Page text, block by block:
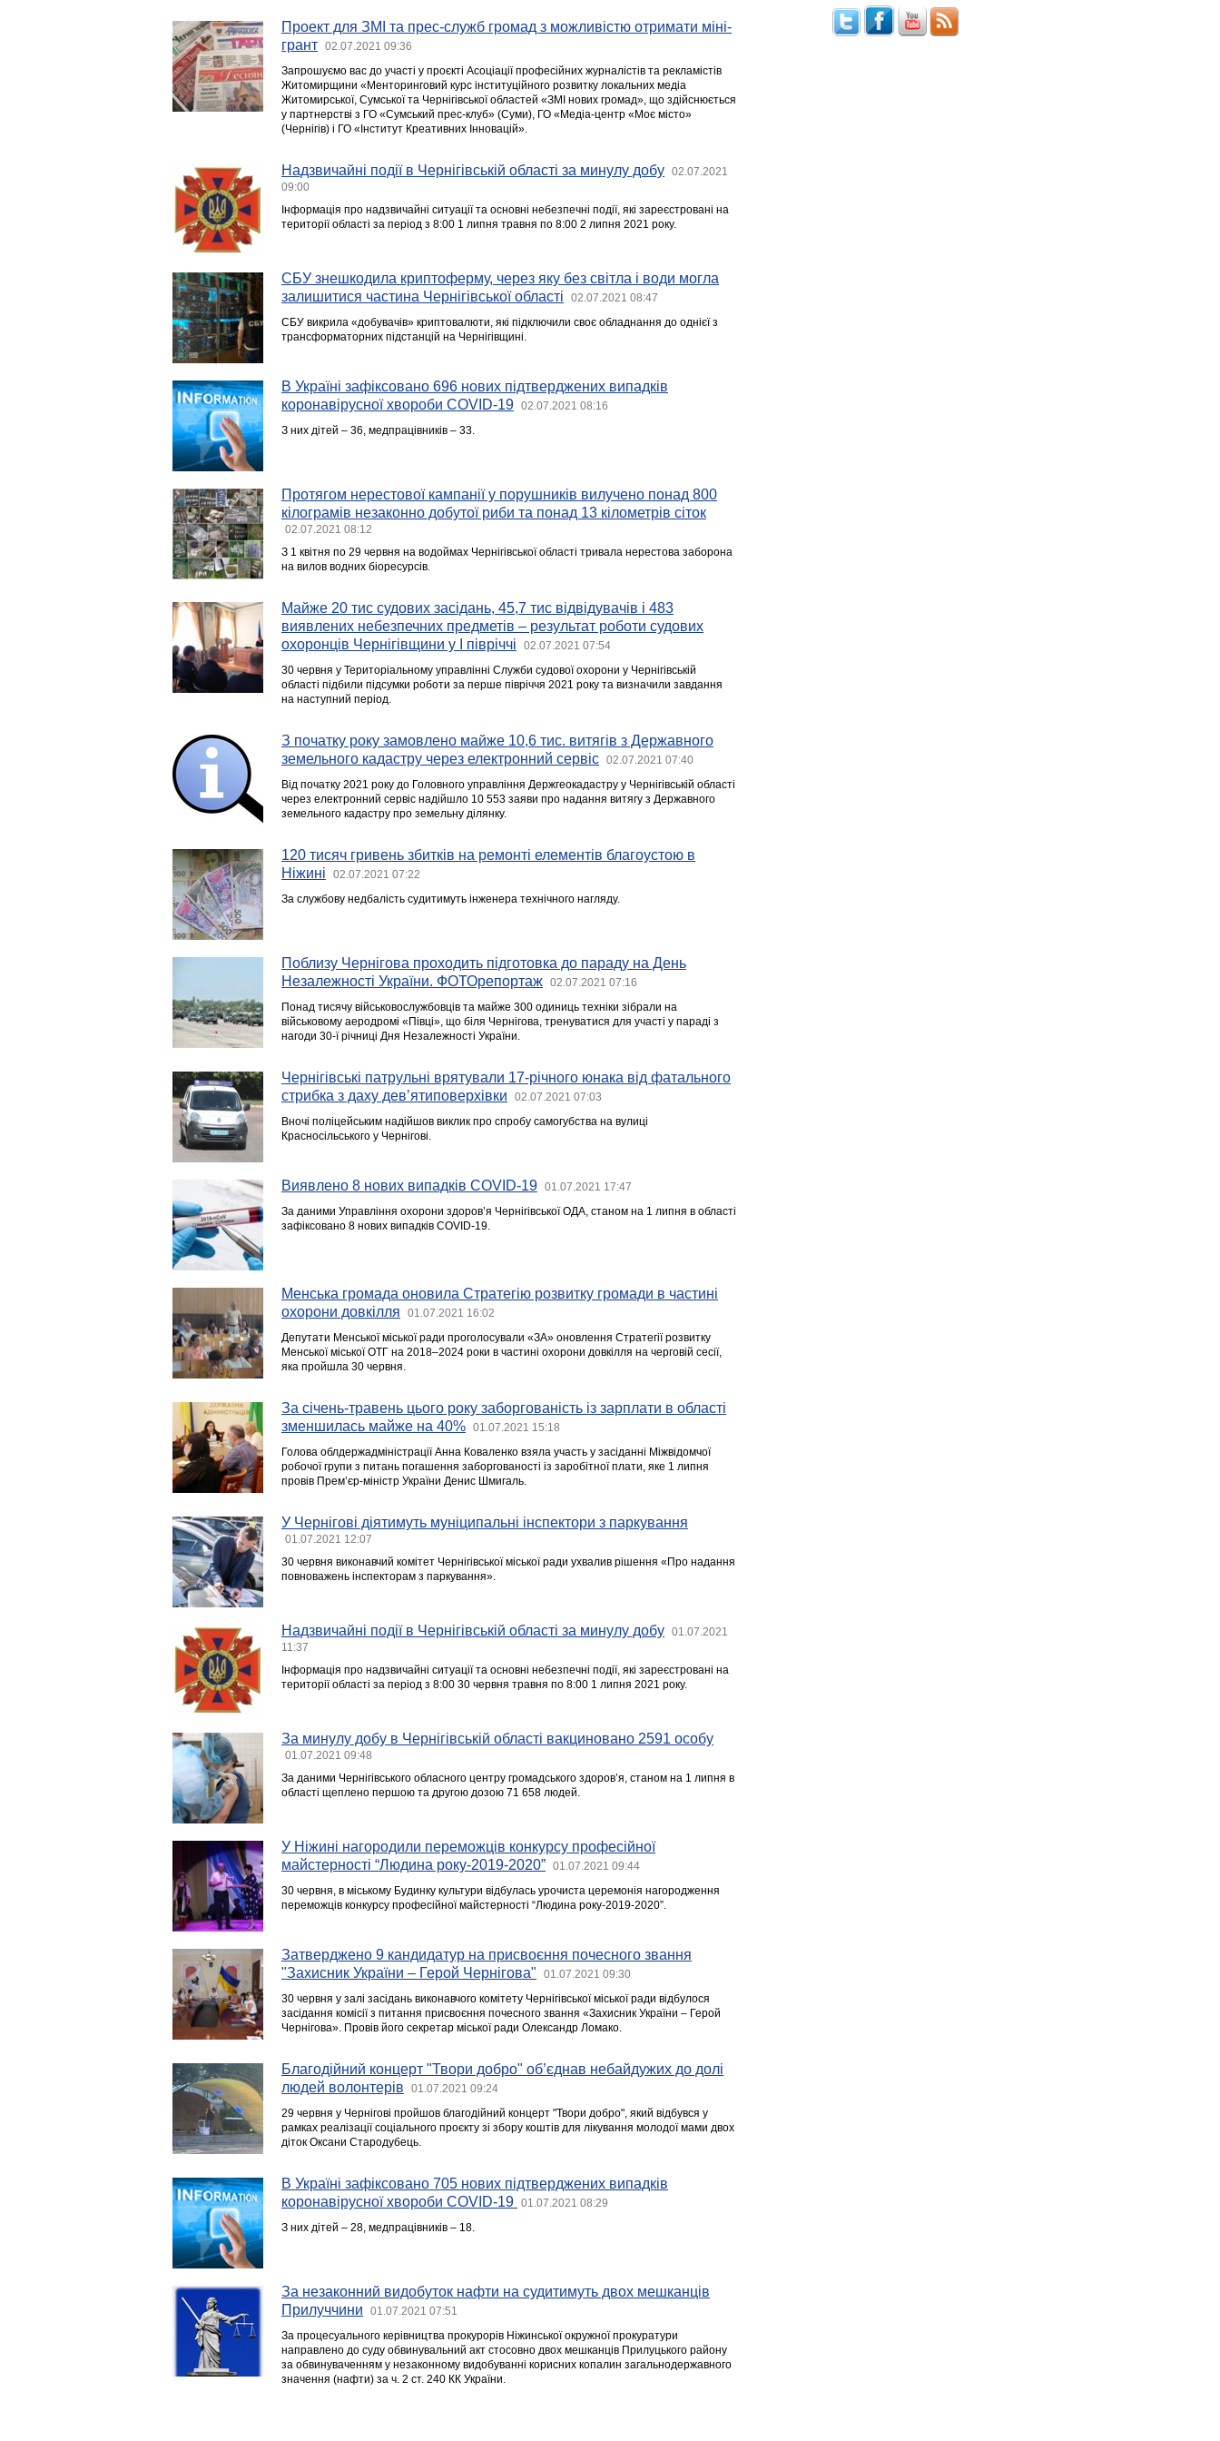
Проект для ЗМІ та прес-служб громад з можливістю отримати міні-
грант
02.07.2021 09:36
Запрошуємо вас до участі у проєкті Асоціації професійних журналістів та рекламістів
Житомирщини «Менторинговий курс інституційного розвитку локальних медіа
Житомирської, Сумської та Чернігівської областей «ЗМІ нових громад», що здійснюється
у партнерстві з ГО «Сумський прес-клуб» (Суми), ГО «Медіа-центр «Моє місто»
(Чернігів) і ГО «Інститут Креативних Інновацій».
Надзвичайні події в Чернігівській області за минулу добу
02.07.2021
09:00
Інформація про надзвичайні ситуації та основні небезпечні події, які зареєстровані на
території області за період з 8:00 1 липня травня по 8:00 2 липня 2021 року.
СБУ знешкодила криптоферму, через яку без світла і води могла
залишитися частина Чернігівської області
02.07.2021 08:47
СБУ викрила «добувачів» криптовалюти, які підключили своє обладнання до однієї з
трансформаторних підстанцій на Чернігівщині.
В Україні зафіксовано 696 нових підтверджених випадків
коронавірусної хвороби COVID-19
02.07.2021 08:16
З них дітей – 36, медпрацівників – 33.
Протягом нерестової кампанії у порушників вилучено понад 800
кілограмів незаконно добутої риби та понад 13 кілометрів сіток
02.07.2021 08:12
З 1 квітня по 29 червня на водоймах Чернігівської області тривала нерестова заборона
на вилов водних біоресурсів.
Майже 20 тис судових засідань, 45,7 тис відвідувачів і 483
виявлених небезпечних предметів – результат роботи судових
охоронців Чернігівщини у І півріччі
02.07.2021 07:54
30 червня у Територіальному управлінні Служби судової охорони у Чернігівській
області підбили підсумки роботи за перше півріччя 2021 року та визначили завдання
на наступний період.
З початку року замовлено майже 10,6 тис. витягів з Державного
земельного кадастру через електронний сервіс
02.07.2021 07:40
Від початку 2021 року до Головного управління Держгеокадастру у Чернігівській області
через електронний сервіс надійшло 10 553 заяви про надання витягу з Державного
земельного кадастру про земельну ділянку.
120 тисяч гривень збитків на ремонті елементів благоустою в
Ніжині
02.07.2021 07:22
За службову недбалість судитимуть інженера технічного нагляду.
Поблизу Чернігова проходить підготовка до параду на День
Незалежності України. ФОТОрепортаж
02.07.2021 07:16
Понад тисячу військовослужбовців та майже 300 одиниць техніки зібрали на
військовому аеродромі «Півці», що біля Чернігова, тренуватися для участі у параді з
нагоди 30-ї річниці Дня Незалежності України.
Чернігівські патрульні врятували 17-річного юнака від фатального
стрибка з даху дев’ятиповерхівки
02.07.2021 07:03
Вночі поліцейським надійшов виклик про спробу самогубства на вулиці
Красносільського у Чернігові.
Виявлено 8 нових випадків COVID-19 01.07.2021 17:47
За даними Управління охорони здоров’я Чернігівської ОДА, станом на 1 липня в області
зафіксовано 8 нових випадків COVID-19.
Менська громада оновила Стратегію розвитку громади в частині
охорони довкілля
01.07.2021 16:02
Депутати Менської міської ради проголосували «ЗА» оновлення Стратегії розвитку
Менської міської ОТГ на 2018–2024 роки в частині охорони довкілля на черговій сесії,
яка пройшла 30 червня.
За січень-травень цього року заборгованість із зарплати в області
зменшилась майже на 40%
01.07.2021 15:18
Голова облдержадміністрації Анна Коваленко взяла участь у засіданні Міжвідомчої
робочої групи з питань погашення заборгованості із заробітної плати, яке 1 липня
провів Прем’єр-міністр України Денис Шмигаль.
У Чернігові діятимуть муніципальні інспектори з паркування
01.07.2021 12:07
30 червня виконавчий комітет Чернігівської міської ради ухвалив рішення «Про надання
повноважень інспекторам з паркування».
Надзвичайні події в Чернігівській області за минулу добу
01.07.2021
11:37
Інформація про надзвичайні ситуації та основні небезпечні події, які зареєстровані на
території області за період з 8:00 30 червня травня по 8:00 1 липня 2021 року.
За минулу добу в Чернігівській області вакциновано 2591 особу
01.07.2021 09:48
За даними Чернігівського обласного центру громадського здоров’я, станом на 1 липня в
області щеплено першою та другою дозою 71 658 людей.
У Ніжині нагородили переможців конкурсу професійної
майстерності “Людина року-2019-2020”
01.07.2021 09:44
30 червня, в міському Будинку культури відбулась урочиста церемонія нагородження
переможців конкурсу професійної майстерності “Людина року-2019-2020”.
Затверджено 9 кандидатур на присвоєння почесного звання
"Захисник України – Герой Чернігова"
01.07.2021 09:30
30 червня у залі засідань виконавчого комітету Чернігівської міської ради відбулося
засідання комісії з питання присвоєння почесного звання «Захисник України – Герой
Чернігова». Провів його секретар міської ради Олександр Ломако.
Благодійний концерт "Твори добро" об’єднав небайдужих до долі
людей волонтерів
01.07.2021 09:24
29 червня у Чернігові пройшов благодійний концерт "Твори добро", який відбувся у
рамках реалізації соціального проєкту зі збору коштів для лікування молодої мами двох
діток Оксани Стародубець.
В Україні зафіксовано 705 нових підтверджених випадків
коронавірусної хвороби COVID-19
01.07.2021 08:29
З них дітей – 28, медпрацівників – 18.
За незаконний видобуток нафти на судитимуть двох мешканців
Прилуччини
01.07.2021 07:51
За процесуального керівництва прокурорів Ніжинської окружної прокуратури
направлено до суду обвинувальний акт стосовно двох мешканців Прилуцького району
за обвинуваченням у незаконному видобуванні корисних копалин загальнодержавного
значення (нафти) за ч. 2 ст. 240 КК України.